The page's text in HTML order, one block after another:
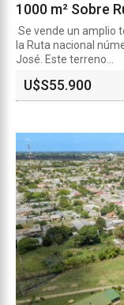
1000 m² Sobre
Se vende un amplio
la Ruta nacional
José. Este terreno...
U$S55.900